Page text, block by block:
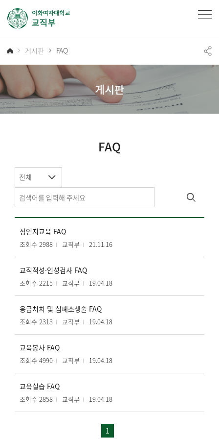
게시판 FAQ
게시판
FAQ
전체
성인지교육 FAQ
조회수 2988 교직부 21.11.16
교직적성·인성검사 FAQ
조회수 2215 교직부 19.04.18
응급처치 및 심폐소생술 FAQ
조회수 2313 교직부 19.04.18
교육봉사 FAQ
조회수 4990 교직부 19.04.18
교육실습 FAQ
조회수 2858 교직부 19.04.18
1